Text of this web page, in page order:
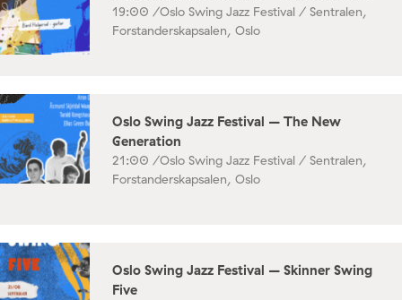
19:00 /Oslo Swing Jazz Festival / Sentralen,
Forstanderskapsalen, Oslo
Oslo Swing Jazz Festival – The New
Generation
21:00 /Oslo Swing Jazz Festival / Sentralen,
Forstanderskapsalen, Oslo
Oslo Swing Jazz Festival – Skinner Swing
Five